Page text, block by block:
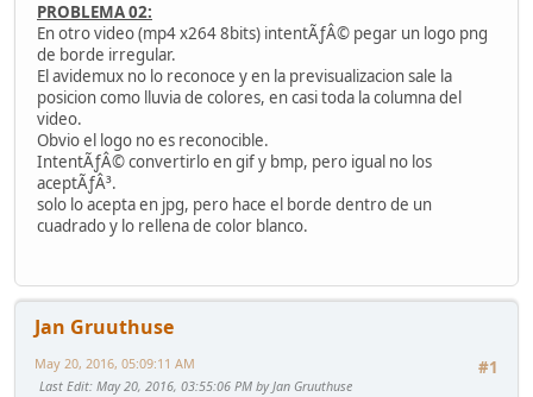
PROBLEMA 02:
En otro video (mp4 x264 8bits) intentÃƒÂ© pegar un logo png
de borde irregular.
El avidemux no lo reconoce y en la previsualizacion sale la
posicion como lluvia de colores, en casi toda la columna del
video.
Obvio el logo no es reconocible.
IntentÃƒÂ© convertirlo en gif y bmp, pero igual no los
aceptÃƒÂ³.
solo lo acepta en jpg, pero hace el borde dentro de un
cuadrado y lo rellena de color blanco.
Jan Gruuthuse
#1
May 20, 2016, 05:09:11 AM
Last Edit: May 20, 2016, 03:55:06 PM by Jan Gruuthuse